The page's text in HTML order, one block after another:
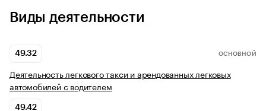
Виды деятельности
49.32 ОСНОВНОЙ
Деятельность легкового такси и арендованных легковых
автомобилей с водителем
49.42